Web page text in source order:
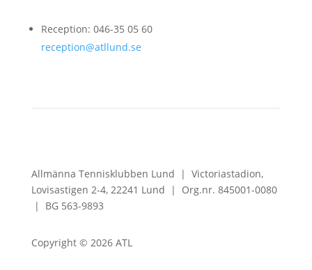
Reception: 046-35 05 60
reception@atllund.se
Allmänna Tennisklubben Lund | Victoriastadion,
Lovisastigen 2-4, 22241 Lund | Org.nr. 845001-0080
| BG 563-9893
Copyright © 2026 ATL